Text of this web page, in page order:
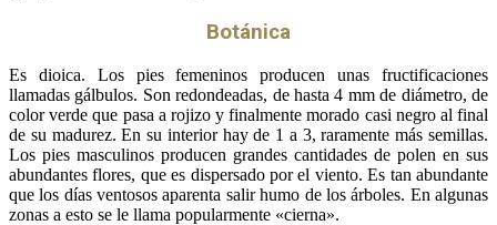
Botánica
Es dioica. Los pies femeninos producen unas fructificaciones
llamadas gálbulos. Son redondeadas, de hasta 4 mm de diámetro, de
color verde que pasa a rojizo y finalmente morado casi negro al final
de su madurez. En su interior hay de 1 a 3, raramente más semillas.
Los pies masculinos producen grandes cantidades de polen en sus
abundantes flores, que es dispersado por el viento. Es tan abundante
que los días ventosos aparenta salir humo de los árboles. En algunas
zonas a esto se le llama popularmente «cierna».